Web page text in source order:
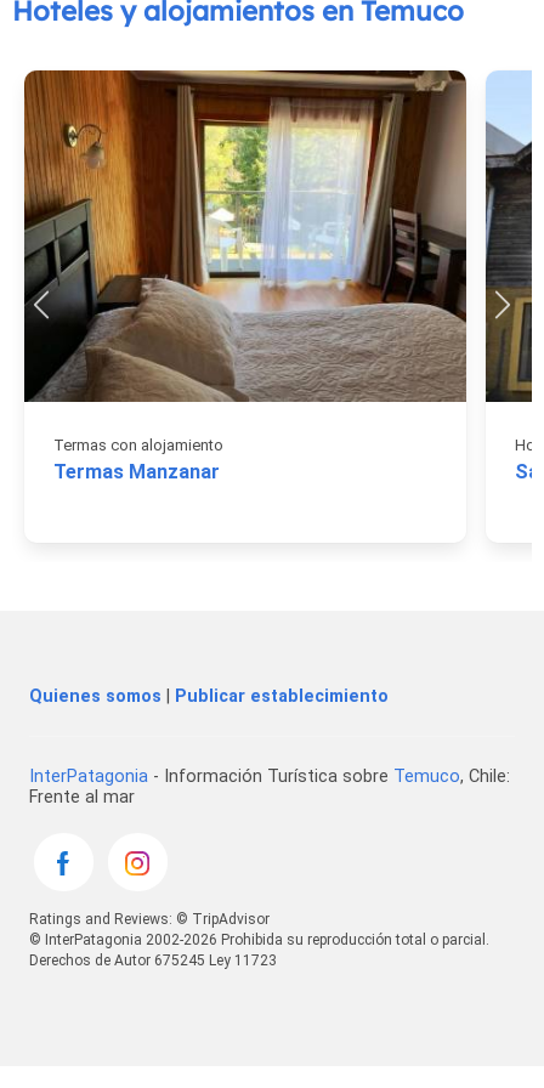
Hoteles y alojamientos en Temuco
Termas con alojamiento
Termas Manzanar
Quienes somos Publicar establecimiento
InterPatagonia - Información Turística sobre Temuco, Chile:
Frente al mar
Ratings and Reviews: © TripAdvisor
© InterPatagonia 2002-2026 Prohibida su reproducción total o parcial.
Derechos de Autor 675245 Ley 11723